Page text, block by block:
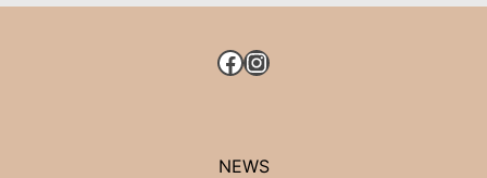
FACEBOOK
INSTAGRAM
NEWS